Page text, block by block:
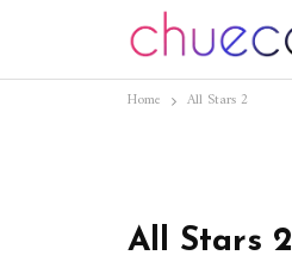
Home All Stars 2
All Stars 2